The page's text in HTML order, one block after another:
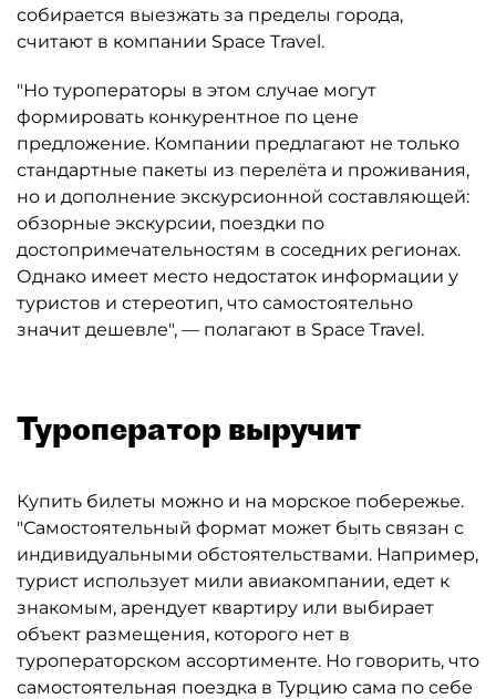
собирается выезжать за пределы города,
считают в компании Space Travel.
"Но туроператоры в этом случае могут
формировать конкурентное по цене
предложение. Компании предлагают не только
стандартные пакеты из перелёта и проживания,
но и дополнение экскурсионной составляющей:
обзорные экскурсии, поездки по
достопримечательностям в соседних регионах.
Однако имеет место недостаток информации у
туристов и стереотип, что самостоятельно
значит дешевле", — полагают в Space Travel.
Туроператор выручит
Купить билеты можно и на морское побережье.
"Самостоятельный формат может быть связан с
индивидуальными обстоятельствами. Например,
турист использует мили авиакомпании, едет к
знакомым, арендует квартиру или выбирает
объект размещения, которого нет в
туроператорском ассортименте. Но говорить, что
самостоятельная поездка в Турцию сама по себе